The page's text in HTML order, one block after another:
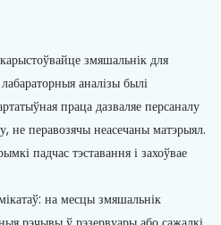
змяшальнік для
аналізы былі
праца дазваляе персаналу
не перавозячы неасечаны матэрыял.
падчас тэставання і захоўвае
на месцы змяшальнік